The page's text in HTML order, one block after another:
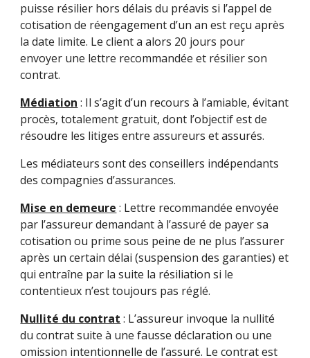
puisse résilier hors délais du préavis si l’appel de
cotisation de réengagement d’un an est reçu après
la date limite. Le client a alors 20 jours pour
envoyer une lettre recommandée et résilier son
contrat.
Médiation : Il s’agit d’un recours à l’amiable, évitant
procès, totalement gratuit, dont l’objectif est de
résoudre les litiges entre assureurs et assurés.
Les médiateurs sont des conseillers indépendants
des compagnies d’assurances.
Mise en demeure : Lettre recommandée envoyée
par l’assureur demandant à l’assuré de payer sa
cotisation ou prime sous peine de ne plus l’assurer
après un certain délai (suspension des garanties) et
qui entraîne par la suite la résiliation si le
contentieux n’est toujours pas réglé.
Nullité du contrat : L’assureur invoque la nullité
du contrat suite à une fausse déclaration ou une
omission intentionnelle de l’assuré. Le contrat est